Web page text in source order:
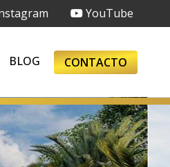
YouTube
BLOG CONTACTO